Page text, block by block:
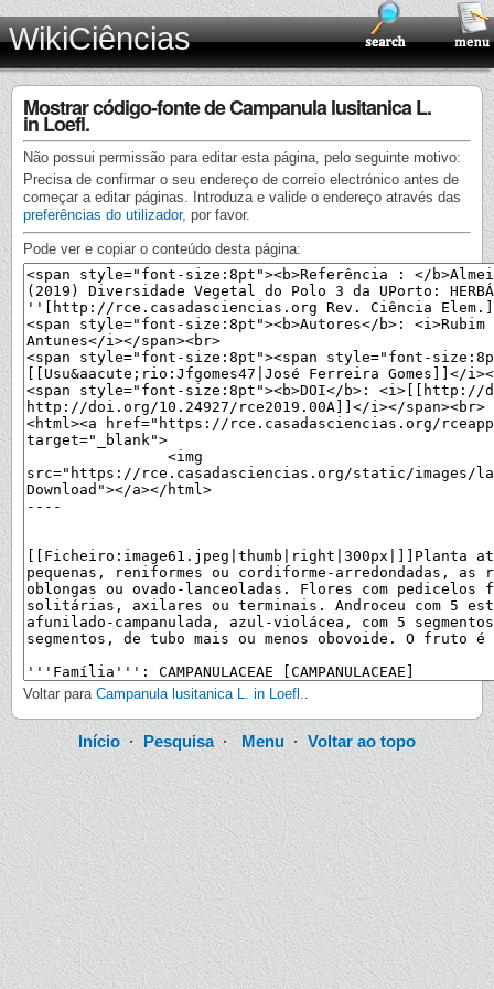
WikiCiências
Mostrar código-fonte de Campanula lusitanica L.
in Loefl.
Não possui permissão para editar esta página, pelo seguinte motivo:
Precisa de confirmar o seu endereço de correio electrónico antes de
começar a editar páginas. Introduza e valide o endereço através das
preferências do utilizador, por favor.
Pode ver e copiar o conteúdo desta página:
Voltar para Campanula lusitanica L. in Loefl..
Início· Pesquisa·Menu · Voltar ao topo